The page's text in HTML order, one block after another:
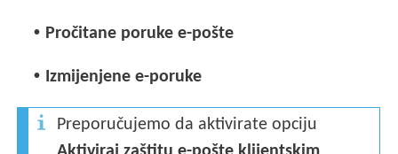
• Pročitane poruke e-pošte
• Izmijenjene e-poruke
Preporučujemo da aktivirate opciju